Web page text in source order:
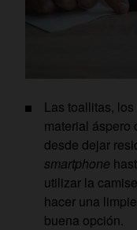
Las toallitas,
material áspero
desde dejar
smartphone
utilizar la
hacer una
buena opción.